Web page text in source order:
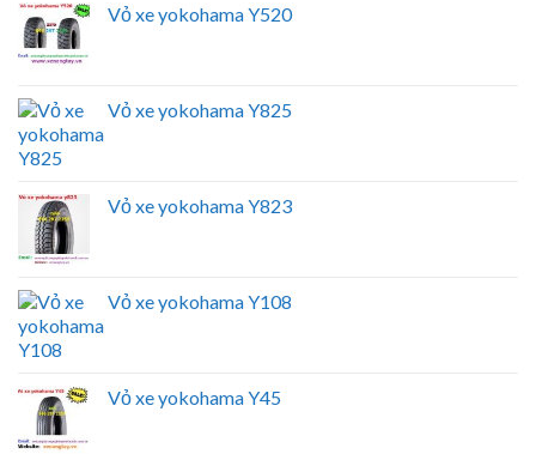
Vỏ xe yokohama Y520
Vỏ xe yokohama Y825
Vỏ xe yokohama Y823
Vỏ xe yokohama Y108
Vỏ xe yokohama Y45